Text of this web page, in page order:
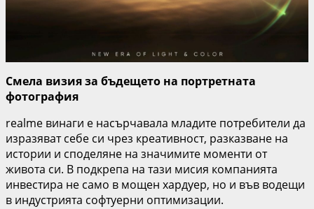
Смела визия за бъдещето на портретната
фотография
realme винаги е насърчавала младите потребители да
изразяват себе си чрез креативност, разказване на
истории и споделяне на значимите моменти от
живота си. В подкрепа на тази мисия компанията
инвестира не само в мощен хардуер, но и във водещи
в индустрията софтуерни оптимизации.